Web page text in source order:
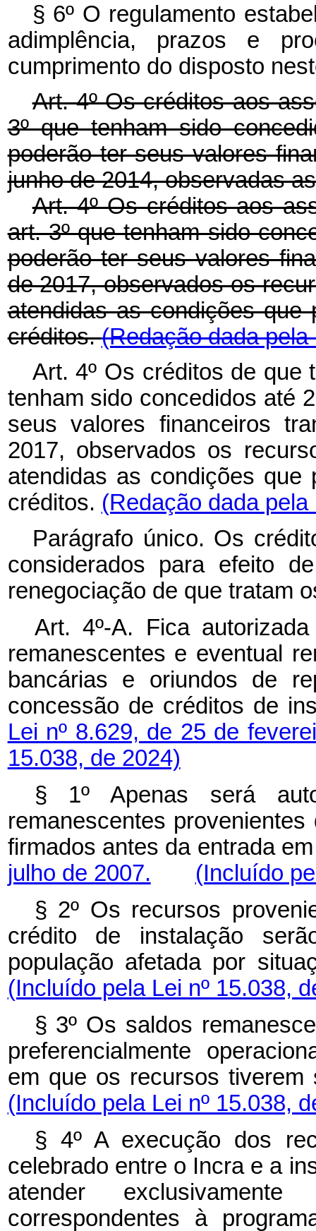
§ 6º O regulamento
adimplência, prazos e
cumprimento do disposto
Art. 4º Os créditos aos
3º que tenham sido
poderão ter seus valores
junho de 2014, observadas
Art. 4º Os créditos aos
art. 3º que tenham sido
poderão ter seus valores
de 2017, observados os
atendidas as condições que
créditos.(Redação dada pela
Art. 4º Os créditos de que
tenham sido concedidos até
seus valores financeiros
2017, observados os
atendidas as condições que
créditos. (Redação dada pela
Parágrafo único. Os
considerados para efeito
renegociação de que tratam
Art. 4º-A. Fica
remanescentes e eventual
bancárias e oriundos de
concessão de créditos de
Lei nº 8.629, de 25 de
15.038, de 2024)
§ 1º Apenas será
remanescentes
firmados antes da entrada
julho de 2007.
(Incluído
§ 2º Os recursos
crédito de instalação
população afetada por
(Incluído pela Lei nº 15.038,
§ 3º Os saldos
preferencialmente
em que os recursos
(Incluído pela Lei nº 15.038,
§ 4º A execução dos
celebrado entre o Incra e a
atender
correspondentes à